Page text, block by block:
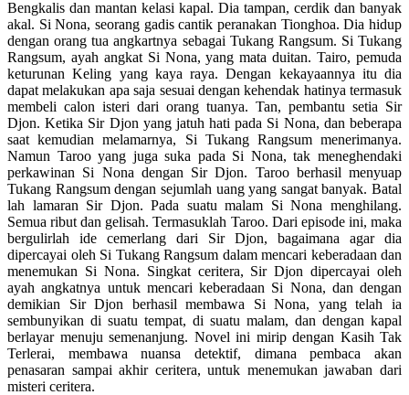
Bengkalis dan mantan kelasi kapal. Dia tampan, cerdik dan banyak
akal. Si Nona, seorang gadis cantik peranakan Tionghoa. Dia hidup
dengan orang tua angkartnya sebagai Tukang Rangsum. Si Tukang
Rangsum, ayah angkat Si Nona, yang mata duitan. Tairo, pemuda
keturunan Keling yang kaya raya. Dengan kekayaannya itu dia
dapat melakukan apa saja sesuai dengan kehendak hatinya termasuk
membeli calon isteri dari orang tuanya. Tan, pembantu setia Sir
Djon. Ketika Sir Djon yang jatuh hati pada Si Nona, dan beberapa
saat kemudian melamarnya, Si Tukang Rangsum menerimanya.
Namun Taroo yang juga suka pada Si Nona, tak meneghendaki
perkawinan Si Nona dengan Sir Djon. Taroo berhasil menyuap
Tukang Rangsum dengan sejumlah uang yang sangat banyak. Batal
lah lamaran Sir Djon. Pada suatu malam Si Nona menghilang.
Semua ribut dan gelisah. Termasuklah Taroo. Dari episode ini, maka
bergulirlah ide cemerlang dari Sir Djon, bagaimana agar dia
dipercayai oleh Si Tukang Rangsum dalam mencari keberadaan dan
menemukan Si Nona. Singkat ceritera, Sir Djon dipercayai oleh
ayah angkatnya untuk mencari keberadaan Si Nona, dan dengan
demikian Sir Djon berhasil membawa Si Nona, yang telah ia
sembunyikan di suatu tempat, di suatu malam, dan dengan kapal
berlayar menuju semenanjung. Novel ini mirip dengan Kasih Tak
Terlerai, membawa nuansa detektif, dimana pembaca akan
penasaran sampai akhir ceritera, untuk menemukan jawaban dari
misteri ceritera.